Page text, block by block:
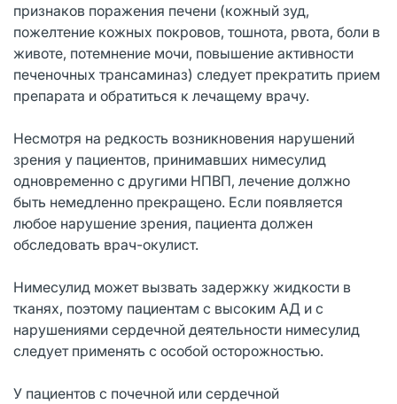
признаков поражения печени (кожный зуд,
пожелтение кожных покровов, тошнота, рвота, боли в
животе, потемнение мочи, повышение активности
печеночных трансаминаз) следует прекратить прием
препарата и обратиться к лечащему врачу.
Несмотря на редкость возникновения нарушений
зрения у пациентов, принимавших нимесулид
одновременно с другими НПВП, лечение должно
быть немедленно прекращено. Если появляется
любое нарушение зрения, пациента должен
обследовать врач-окулист.
Нимесулид может вызвать задержку жидкости в
тканях, поэтому пациентам с высоким АД и с
нарушениями сердечной деятельности нимесулид
следует применять с особой осторожностью.
У пациентов с почечной или сердечной